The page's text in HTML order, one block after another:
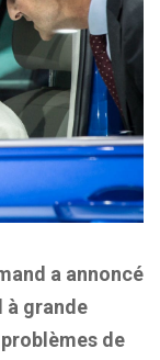
a annoncé
à grande
de